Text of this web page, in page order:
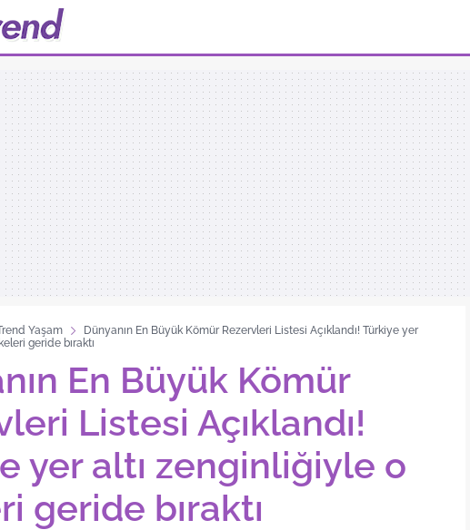
Yaşam
Dünyanın En Büyük Kömür Rezervleri Listesi Açıklandı! Türkiye yer
geride bıraktı
En Büyük Kömür
Listesi Açıklandı!
yer altı zenginliğiyle o
geride bıraktı